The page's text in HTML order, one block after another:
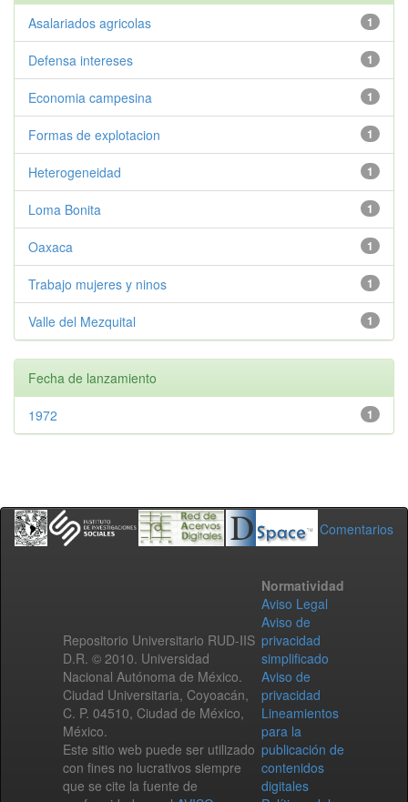
1
Asalariados agricolas
1
Defensa intereses
1
Economia campesina
1
Formas de explotacion
1
Heterogeneidad
1
Loma Bonita
1
Oaxaca
1
Trabajo mujeres y ninos
1
Valle del Mezquital
Fecha de lanzamiento
1
1972
Comentarios
Repositorio Universitario RUD-IIS
D.R. © 2010. Universidad
Nacional Autónoma de México.
Ciudad Universitaria, Coyoacán,
C. P. 04510, Ciudad de México,
México.
Este sitio web puede ser utilizado
con fines no lucrativos siempre
que se cite la fuente de
Normatividad
Aviso Legal
Aviso de
privacidad
simplificado
Aviso de
privacidad
Lineamientos
para la
publicación de
contenidos
digitales